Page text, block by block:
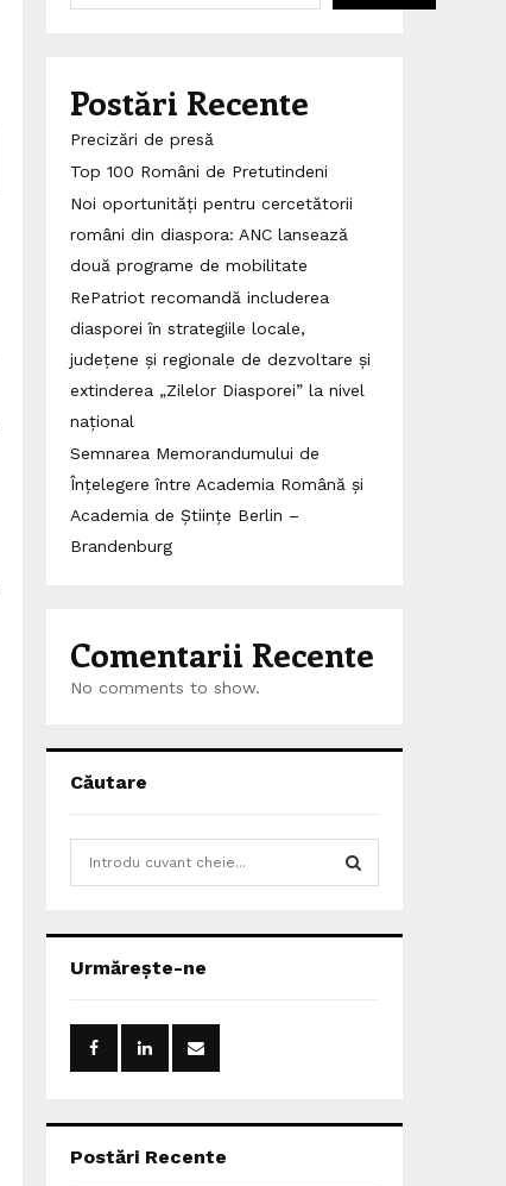
Postări Recente
Precizări de presă
Top 100 Români de Pretutindeni
Noi oportunități pentru cercetătorii
români din diaspora: ANC lansează
două programe de mobilitate
RePatriot recomandă includerea
diasporei în strategiile locale,
județene și regionale de dezvoltare și
extinderea „Zilelor Diasporei” la nivel
național
Semnarea Memorandumului de
Înțelegere între Academia Română și
Academia de Științe Berlin –
Brandenburg
Comentarii Recente
No comments to show.
Căutare
h
o
:
Urmărește-ne
Postări Recente